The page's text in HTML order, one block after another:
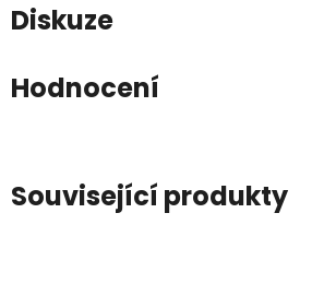
Diskuze
Hodnocení
Související produkty